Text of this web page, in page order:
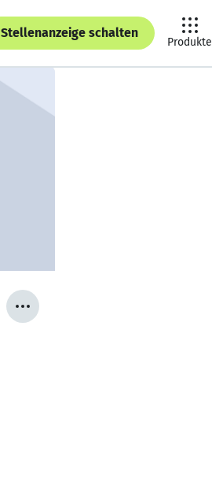
Stellenanzeige schalten
Produkte